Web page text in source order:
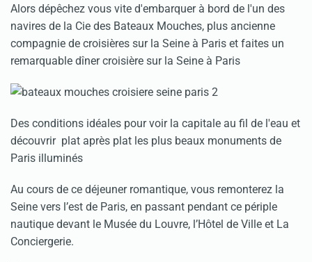
Alors dépêchez vous vite d'embarquer à bord de l'un des
navires de la Cie des Bateaux Mouches, plus ancienne
compagnie de croisières sur la Seine à Paris et faites un
remarquable dîner croisière sur la Seine à Paris
Des conditions idéales pour voir la capitale au fil de l'eau et
découvrir plat après plat les plus beaux monuments de
Paris illuminés
Au cours de ce déjeuner romantique, vous remonterez la
Seine vers l’est de Paris, en passant pendant ce périple
nautique devant le Musée du Louvre, l’Hôtel de Ville et La
Conciergerie.